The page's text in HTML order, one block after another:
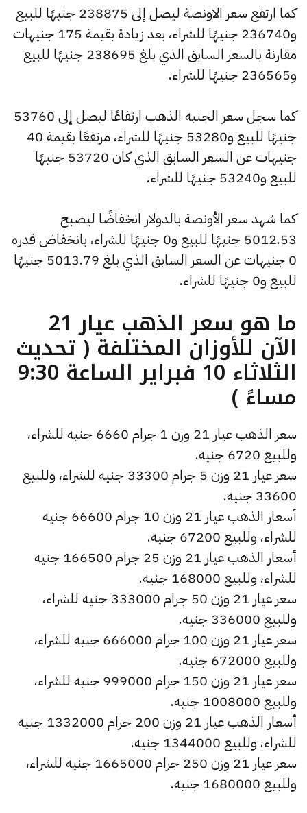
كما ارتفع سعر الاونصة ليصل إلى 238875 جنيهًا للبيع
و236740 جنيهًا للشراء، بعد زيادة بقيمة 175 جنيهات
مقارنة بالسعر السابق الذي بلغ 238695 جنيهًا للبيع
و236565 جنيهًا للشراء.
كما سجل سعر الجنيه الذهب ارتفاعًا ليصل إلى 53760
جنيهًا للبيع و53280 جنيهًا للشراء، مرتفعًا بقيمة 40
جنيهات عن السعر السابق الذي كان 53720 جنيهًا
للبيع و53240 جنيهًا للشراء.
كما شهد سعر الأونصة بالدولار انخفاضًا ليصبح
5012.53 جنيهًا للبيع و0 جنيهًا للشراء، بانخفاض قدره
0 جنيهات عن السعر السابق الذي بلغ 5013.79 جنيهًا
للبيع و0 جنيهًا للشراء.
ما هو سعر الذهب عيار 21
الآن للأوزان المختلفة ( تحديث
الثلاثاء 10 فبراير الساعة 9:30
مساءً )
سعر الذهب عيار 21 وزن 1 جرام 6660 جنيه للشراء،
وللبيع 6720 جنيه.
سعر عيار 21 وزن 5 جرام 33300 جنيه للشراء، وللبيع
33600 جنيه.
أسعار الذهب عيار 21 وزن 10 جرام 66600 جنيه
للشراء، وللبيع 67200 جنيه.
أسعار الذهب عيار 21 وزن 25 جرام 166500 جنيه
للشراء، وللبيع 168000 جنيه.
سعر عيار 21 وزن 50 جرام 333000 جنيه للشراء،
وللبيع 336000 جنيه.
سعر عيار 21 وزن 100 جرام 666000 جنيه للشراء،
وللبيع 672000 جنيه.
سعر عيار 21 وزن 150 جرام 999000 جنيه للشراء،
وللبيع 1008000 جنيه.
أسعار الذهب عيار 21 وزن 200 جرام 1332000 جنيه
للشراء، وللبيع 1344000 جنيه.
سعر عيار 21 وزن 250 جرام 1665000 جنيه للشراء،
وللبيع 1680000 جنيه.